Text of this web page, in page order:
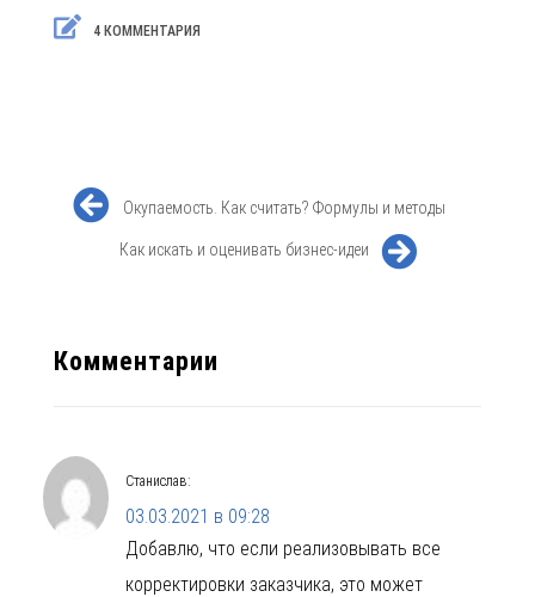
4 КОММЕНТАРИЯ
Окупаемость. Как считать? Формулы и методы
Как искать и оценивать бизнес-идеи
Комментарии
Станислав:
03.03.2021 в 09:28
Добавлю, что если реализовывать все
корректировки заказчика, это может